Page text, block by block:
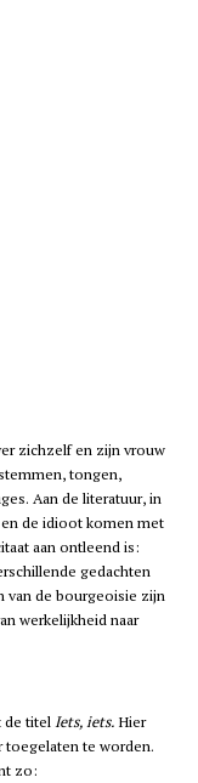
zichzelf en zijn vrouw
tongen,
Aan de literatuur, in
de idioot komen met
aan ontleend is:
gedachten
van de bourgeoisie zijn
werkelijkheid naar
de titelIets, iets.Hier
toegelaten te worden.
zo: